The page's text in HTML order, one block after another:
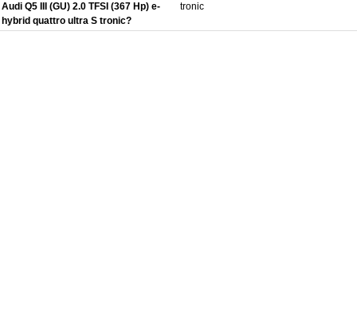
Audi Q5 III (GU) 2.0 TFSI (367 Hp) e-
hybrid quattro ultra S tronic?
tronic